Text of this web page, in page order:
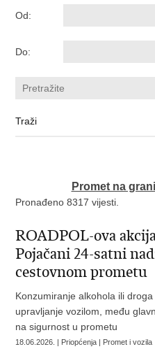
Od:
Do:
Promet na
Pronađeno 8317 vijesti.
ROADPOL-ova
Pojačani 24-satni
cestovnom prometu
Konzumiranje alkohola ili
upravljanje vozilom, među
na sigurnost u prometu
18.06.2026. | Priopćenja | Promet i vozila